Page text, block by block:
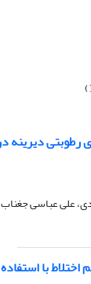
علی عباسی جغناب